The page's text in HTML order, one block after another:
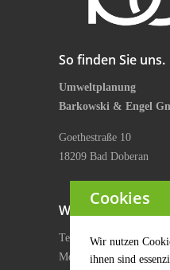
So finden Sie uns.
Umweltplanung
Barkowski & Engel
Goethestraße 10
18209 Bad Doberan
Wir sind für Sie da.
Telefon: 038203 429
Mobil: 01577 9505906
Cookies
Wir nutzen
ihnen sind